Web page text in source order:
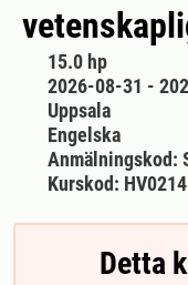
15.0 hp
2026-08-31 -
Uppsala
Engelska
Anmälningskod:
Kurskod: HV0214
Detta